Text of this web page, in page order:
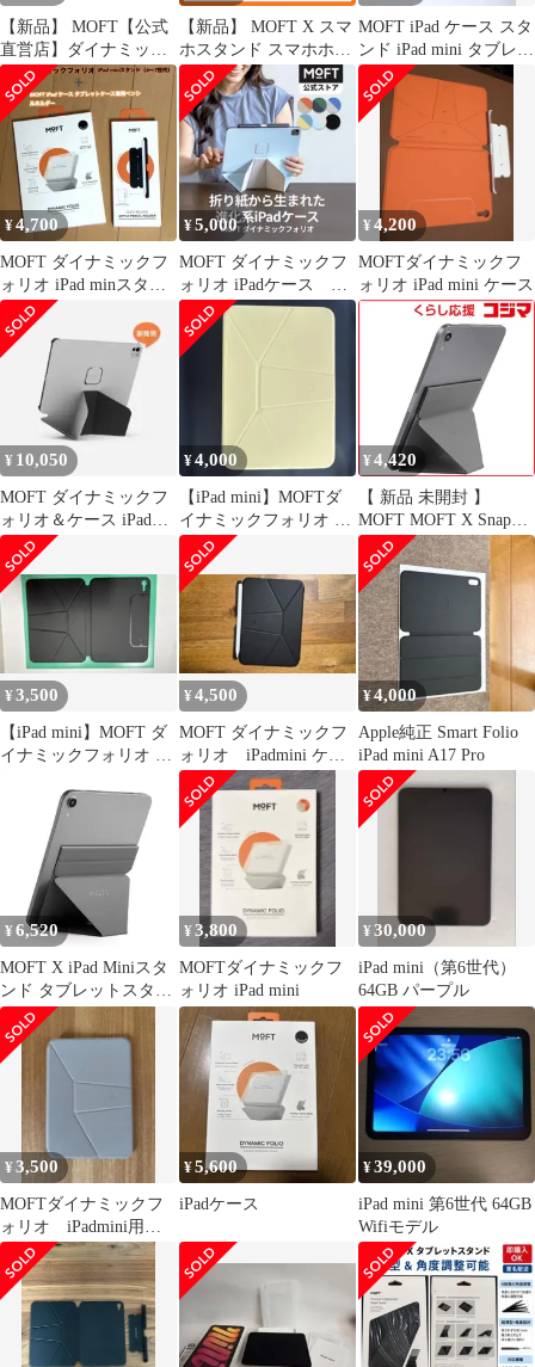
【新品】 MOFT【公式
直営店】ダイナミック
フォリオ iPad mini7 ケ
ース (第7世代、A17
Pro、2024) iPad mini6
ケース（第6世代、
2021）iPadスタンド 多
角度調整 横置＆縦置 強
力マグネット タブレッ
トスタンド 軽量 1
【新品】 MOFT X スマ
ホスタンド スマホホル
ダー スキミング防止カ
ードケース iPhoneSE
iPhone11 iPhone12
iPhone13 iPhone13mini
iPhone13pro iPhone13
promax など/Androi 0
MOFT iPad ケース スタ
ンド iPad mini タブレッ
ト グレー
¥4,700
MOFT ダイナミックフ
ォリオ iPad minスタン
ド＋専用ペンシルホル
ダー
¥5,000
MOFT ダイナミックフ
ォリオ iPadケース オ
レンジ × サンドベー
ジュ
¥4,200
MOFTダイナミックフ
ォリオ iPad mini ケース
¥ 10,050
MOFT ダイナミックフ
ォリオ＆ケース iPad
mini 第6世代
¥4,000
【iPad mini】MOFTダ
イナミックフォリオ イ
エロー×ブルー
¥ 4,420
【 新品 未開封 】
MOFT MOFT X Snapタ
ブレットスタンド・ミ
ニ MS008M1GY 未使用
送料無料
¥3,500
【iPad mini】MOFT ダ
イナミックフォリオ ケ
¥4,500
MOFT ダイナミックフ
ォリオ iPadmini ケー
ス ブラック おまけつ
き
¥4,000
Apple純正 Smart Folio
iPad mini A17 Pro
¥6,520
MOFT X iPad Miniスタ
ンド タブレットスタン
ド iPad mini6対応
7.9~9.7インチ対応 【リ
ニューアル版】 極薄 超
軽量 折りたたみ 角度調
整可能 収納便利 持ち運
び便利（グレー）
¥3,800
MOFTダイナミックフ
ォリオ iPad mini
¥30,000
iPad mini（第6世代）
64GB パープル
¥3,500
MOFTダイナミックフ
ォリオ iPadmini用
グレー ブルー
¥5,600
iPadケース
¥39,000
iPad mini 第6世代 64GB
Wifiモデル